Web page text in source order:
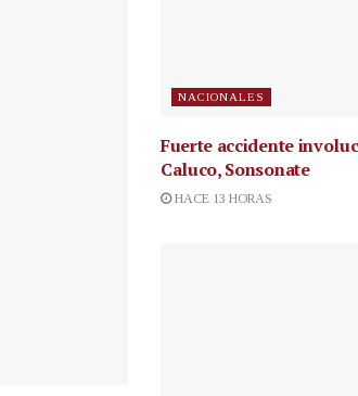
NACIONALES
Fuerte accidente
Caluco, Sonsonate
HACE 13 HORAS